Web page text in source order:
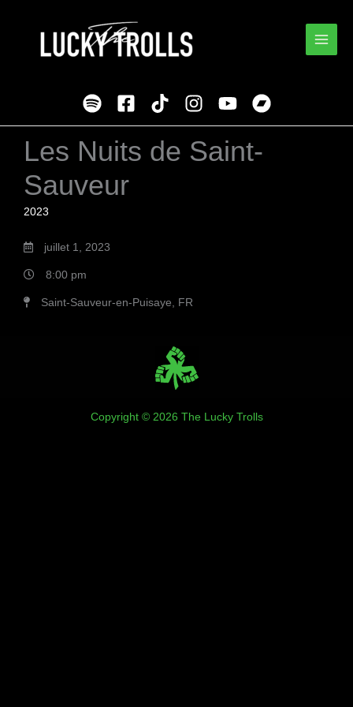
Les Nuits de Saint-
Sauveur
2023
juillet 1, 2023
8:00 pm
Saint-Sauveur-en-Puisaye, FR
Copyright © 2026 The Lucky Trolls